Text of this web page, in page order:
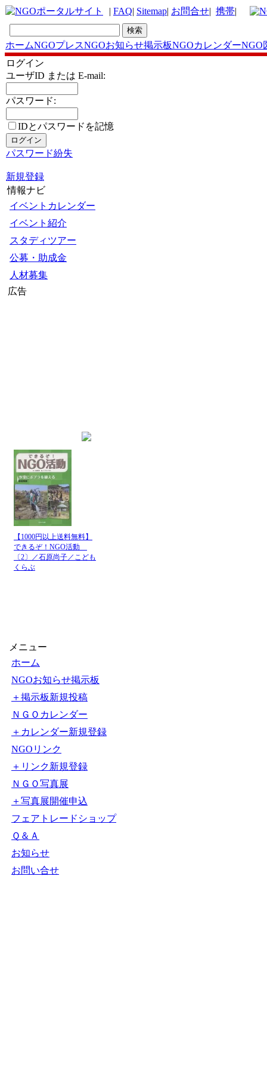
| FAQ| Sitemap| お問合せ| 携帯|
ホームNGOプレスNGOお知らせ掲示板NGOカレンダーNGO
ログイン
ユーザID または E-mail:
パスワード:
IDとパスワードを記憶
パスワード紛失
新規登録
情報ナビ
イベントカレンダー
イベント紹介
スタディツアー
公募・助成金
人材募集
広告
【1000円以上送料無料】
できるぞ！NGO活動
〔2〕／石原尚子／こども
くらぶ
メニュー
ホーム
NGOお知らせ掲示板
＋掲示板新規投稿
ＮＧＯカレンダー
＋カレンダー新規登録
NGOリンク
＋リンク新規登録
ＮＧＯ写真展
＋写真展開催申込
フェアトレードショップ
Ｑ＆Ａ
お知らせ
お問い合せ